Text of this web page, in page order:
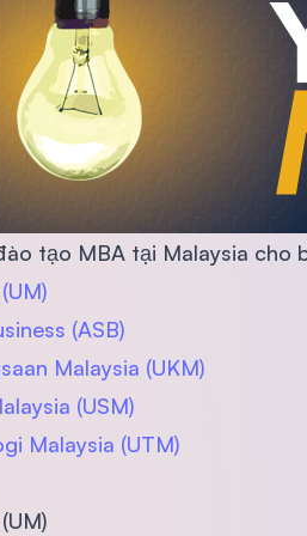
tạo MBA tại Malaysia cho
(ASB)
Malaysia (UKM)
(USM)
Malaysia (UTM)